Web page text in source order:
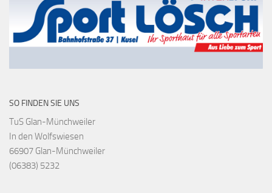
SO FINDEN SIE UNS
TuS Glan-Münchweiler
In den Wolfswiesen
66907 Glan-Münchweiler
(06383) 5232